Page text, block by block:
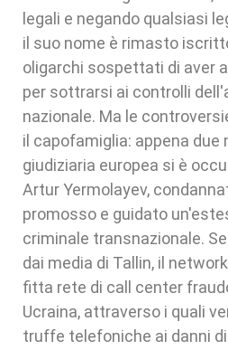
legali e negando qualsiasi
il suo nome è rimasto
oligarchi sospettati di aver
per sottrarsi ai controlli
nazionale. Ma le
il capofamiglia: appena due
giudiziaria europea si è
Artur Yermolayev,
promosso e guidato
criminale transnazionale.
dai media di Tallin, il
fitta rete di call center
Ucraina, attraverso i quali
truffe telefoniche ai danni